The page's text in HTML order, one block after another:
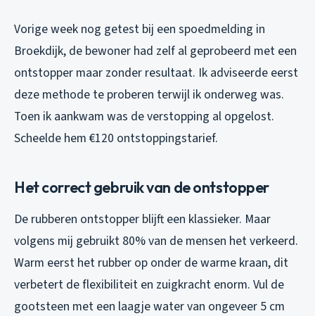
Vorige week nog getest bij een spoedmelding in
Broekdijk, de bewoner had zelf al geprobeerd met een
ontstopper maar zonder resultaat. Ik adviseerde eerst
deze methode te proberen terwijl ik onderweg was.
Toen ik aankwam was de verstopping al opgelost.
Scheelde hem €120 ontstoppingstarief.
Het correct gebruik van de ontstopper
De rubberen ontstopper blijft een klassieker. Maar
volgens mij gebruikt 80% van de mensen het verkeerd.
Warm eerst het rubber op onder de warme kraan, dit
verbetert de flexibiliteit en zuigkracht enorm. Vul de
gootsteen met een laagje water van ongeveer 5 cm